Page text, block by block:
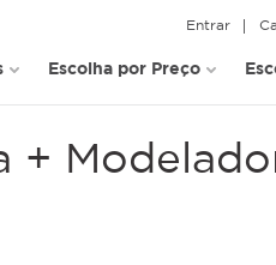
Entrar
Escolha por Preço
+